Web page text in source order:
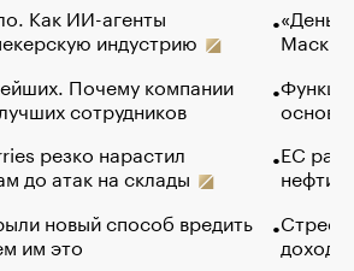
Как ИИ-агенты
индустрию
Почему компании
сотрудников
резко нарастил
до атак на склады
новый способ вредить
им это
Маск в
основ
ЕС
нефти